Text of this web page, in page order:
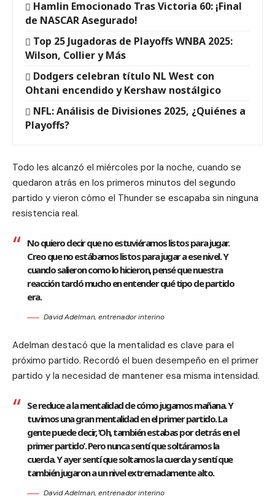
Hamlin Emocionado Tras Victoria 60: ¡Final
de NASCAR Asegurado!
Top 25 Jugadoras de Playoffs WNBA 2025:
Wilson, Collier y Más
Dodgers celebran título NL West con
Ohtani encendido y Kershaw nostálgico
NFL: Análisis de Divisiones 2025, ¿Quiénes a
Playoffs?
Todo les alcanzó el miércoles por la noche, cuando se
quedaron atrás en los primeros minutos del segundo
partido y vieron cómo el Thunder se escapaba sin ninguna
resistencia real.
No quiero decir que no estuviéramos listos para jugar.
Creo que no estábamos listos para jugar a ese nivel. Y
cuando salieron como lo hicieron, pensé que nuestra
reacción tardó mucho en entender qué tipo de partido
era.
David Adelman, entrenador interino
Adelman destacó que la mentalidad es clave para el
próximo partido. Recordó el buen desempeño en el primer
partido y la necesidad de mantener esa misma intensidad.
Se reduce a la mentalidad de cómo jugamos mañana. Y
tuvimos una gran mentalidad en el primer partido. La
gente puede decir, ‘Oh, también estabas por detrás en el
primer partido’. Pero nunca sentí que soltáramos la
cuerda. Y ayer sentí que soltamos la cuerda y sentí que
también jugaron a un nivel extremadamente alto.
David Adelman, entrenador interino